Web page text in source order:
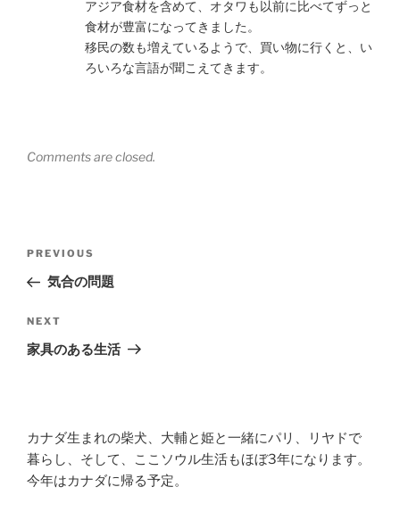
アジア食材を含めて、オタワも以前に比べてずっと
食材が豊富になってきました。
移民の数も増えているようで、買い物に行くと、い
ろいろな言語が聞こえてきます。
Comments are closed.
Previous
Post
PREVIOUS
気合の問題
Next
Post
NEXT
家具のある生活
カナダ生まれの柴犬、大輔と姫と一緒にパリ、リヤドで
暮らし、そして、ここソウル生活もほぼ3年になります。
今年はカナダに帰る予定。